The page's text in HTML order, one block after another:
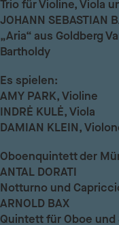
Trio für Violine, Viola
JOHANN SEBASTIAN
„Aria“ aus Goldberg
Bartholdy
Es spielen:
AMY PARK,Violine
INDRĖ KULĖ,Viola
DAMIAN KLEIN,
Oboenquintett der
ANTAL DORATI
Notturno und
ARNOLD BAX
Quintett für Oboe